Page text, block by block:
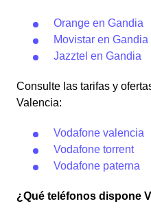
Orange en Gandia
Movistar en Gandia
Jazztel en Gandia
Consulte las tarifas y
Valencia:
Vodafone valencia
Vodafone torrent
Vodafone paterna
¿Qué teléfonos dispone